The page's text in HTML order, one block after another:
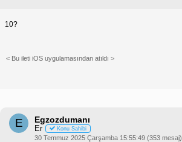
10?
< Bu ileti iOS uygulamasından atıldı >
E Egzozdumanı
Er Konu Sahibi
30 Temmuz 2025 Çarşamba 15:55:49 (353 mesaj)